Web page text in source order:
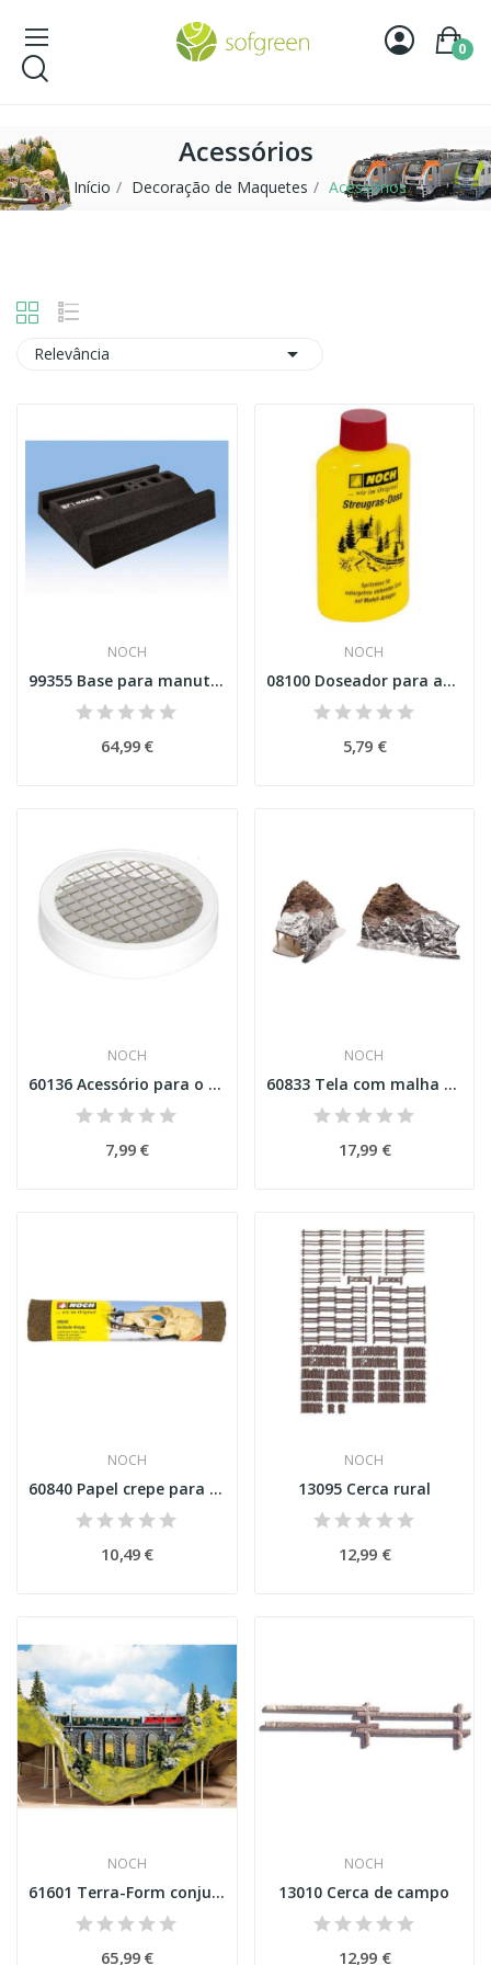
0
Acessórios
Início Decoração de Maquetes Acessórios
Relevância 
NOCH
99355 Base para manutenção
64,99 €
NOCH
08100 Doseador para aplicação de relva
5,79 €
NOCH
60136 Acessório para o aplicador estático de relva
7,99 €
NOCH
60833 Tela com malha para modelar
17,99 €
NOCH
60840 Papel crepe para modelar a paisagem
10,49 €
NOCH
13095 Cerca rural
12,99 €
NOCH
61601 Terra-Form conjunto base
65,99 €
NOCH
13010 Cerca de campo
12,99 €